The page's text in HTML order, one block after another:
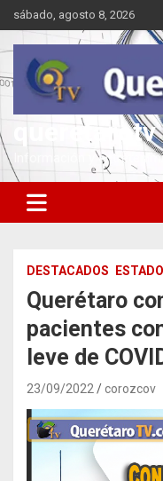
Saltar
al
contenido
sábado, agosto 8, 2026
queretarotv
Información y
DESTACADOS
Querétaro
pacientes
leve de
23/09/2022 corozcov